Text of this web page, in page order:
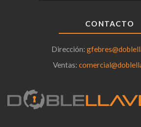
CONTACTO
Dirección:
Ventas: